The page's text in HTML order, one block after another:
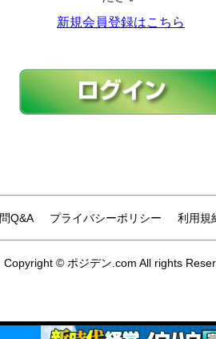
新規会員登録はこちら
Q&A プライバシーポリシー 利用規
Copyright © ポジデン.com All rights